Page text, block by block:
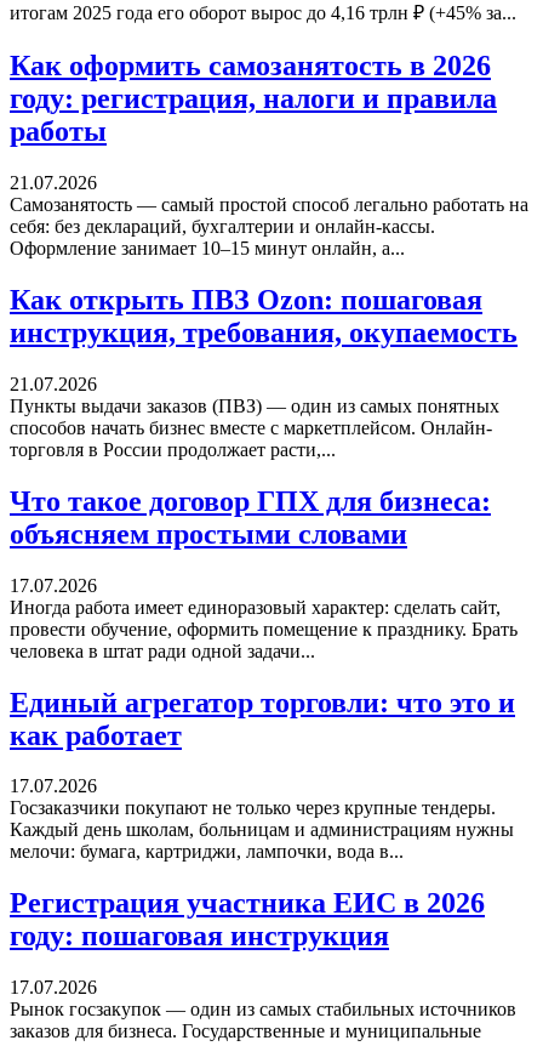
итогам 2025 года его оборот вырос до 4,16 трлн ₽ (+45% за...
Как оформить самозанятость в 2026
году: регистрация, налоги и правила
работы
21.07.2026
Самозанятость — самый простой способ легально работать на
себя: без деклараций, бухгалтерии и онлайн-кассы.
Оформление занимает 10–15 минут онлайн, а...
Как открыть ПВЗ Ozon: пошаговая
инструкция, требования, окупаемость
21.07.2026
Пункты выдачи заказов (ПВЗ) — один из самых понятных
способов начать бизнес вместе с маркетплейсом. Онлайн-
торговля в России продолжает расти,...
Что такое договор ГПХ для бизнеса:
объясняем простыми словами
17.07.2026
Иногда работа имеет единоразовый характер: сделать сайт,
провести обучение, оформить помещение к празднику. Брать
человека в штат ради одной задачи...
Единый агрегатор торговли: что это и
как работает
17.07.2026
Госзаказчики покупают не только через крупные тендеры.
Каждый день школам, больницам и администрациям нужны
мелочи: бумага, картриджи, лампочки, вода в...
Регистрация участника ЕИС в 2026
году: пошаговая инструкция
17.07.2026
Рынок госзакупок — один из самых стабильных источников
заказов для бизнеса. Государственные и муниципальные